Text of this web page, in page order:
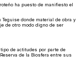
ha puesto de manifiesto el
Teguise donde material de obra y
de otro modo digno de ser
de actitudes por parte de
de la Biosfera entre sus